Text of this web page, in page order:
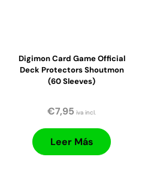
Digimon Card Game Official
Deck Protectors Shoutmon
(60 Sleeves)
€7,95 iva incl.
Leer Más